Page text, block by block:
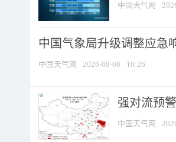
中国天气网
中国气象局升级调整应急
中国天气网 2026-08-08 10:26
强对流预
中国天气网